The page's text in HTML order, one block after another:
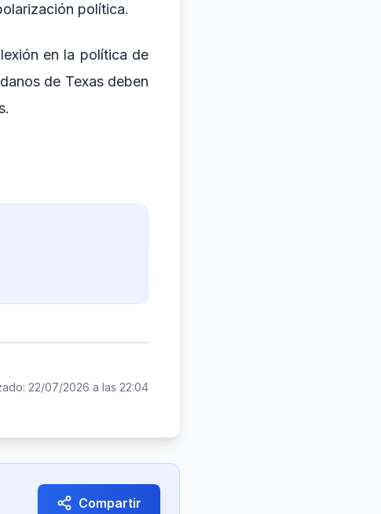
política.
en la política de
de Texas deben
22/07/2026 a las 22:04
Compartir